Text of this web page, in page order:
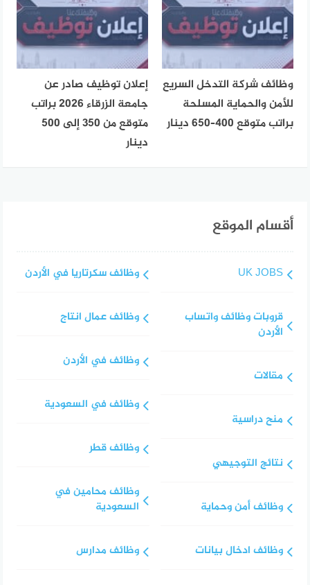
وظائف شركة التدخل السريع
للأمن والحماية المسلحة
براتب متوقع 400–650 دينار
إعلان توظيف صادر عن
جامعة الزرقاء 2026 براتب
متوقع من 350 إلى 500
دينار
أقسام الموقع
UK JOBS
قروبات وظائف واتساب
الأردن
مقالات
منح دراسية
نتائج التوجيهي
وظائف أمن وحماية
وظائف ادخال بيانات
وظائف سكرتاريا في الأردن
وظائف عمال انتاج
وظائف في الأردن
وظائف في السعودية
وظائف قطر
وظائف محامين في
السعودية
وظائف مدارس